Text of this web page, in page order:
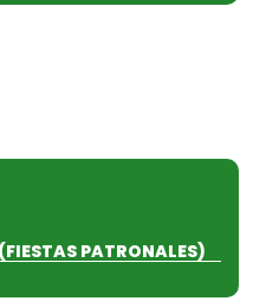
PATRONALES)